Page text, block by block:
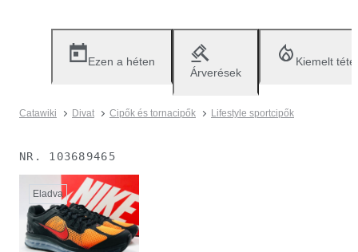
Ezen a héten
Árverések
Kiemelt
Catawiki Divat Cipők és tornacipők Lifestyle sportcipők
NR. 103689465
Eladva